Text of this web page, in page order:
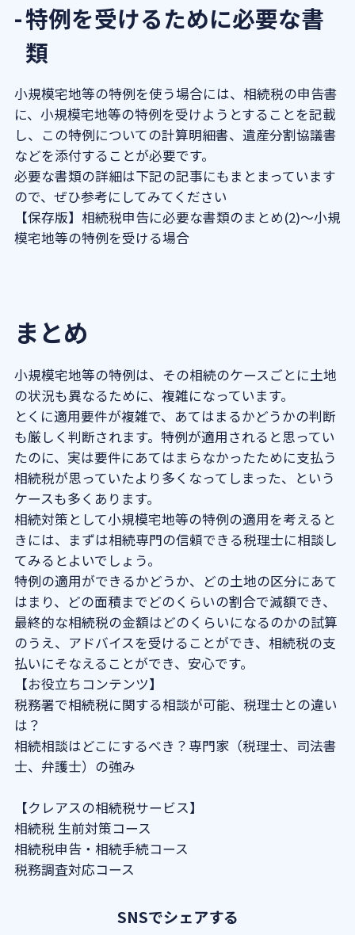
特例を受けるために必要な書
類
小規模宅地等の特例を使う場合には、相続税の申告書
に、小規模宅地等の特例を受けようとすることを記載
し、この特例についての計算明細書、遺産分割協議書
などを添付することが必要です。
必要な書類の詳細は下記の記事にもまとまっています
ので、ぜひ参考にしてみてください
【保存版】相続税申告に必要な書類のまとめ(2)～小規
模宅地等の特例を受ける場合
まとめ
小規模宅地等の特例は、その相続のケースごとに土地
の状況も異なるために、複雑になっています。
とくに適用要件が複雑で、あてはまるかどうかの判断
も厳しく判断されます。特例が適用されると思ってい
たのに、実は要件にあてはまらなかったために支払う
相続税が思っていたより多くなってしまった、という
ケースも多くあります。
相続対策として小規模宅地等の特例の適用を考えると
きには、まずは相続専門の信頼できる税理士に相談し
てみるとよいでしょう。
特例の適用ができるかどうか、どの土地の区分にあて
はまり、どの面積までどのくらいの割合で減額でき、
最終的な相続税の金額はどのくらいになるのかの試算
のうえ、アドバイスを受けることができ、相続税の支
払いにそなえることができ、安心です。
【お役立ちコンテンツ】
税務署で相続税に関する相談が可能、税理士との違い
は？
相続相談はどこにするべき？専門家（税理士、司法書
士、弁護士）の強み
【クレアスの相続税サービス】
相続税 生前対策コース
相続税申告・相続手続コース
税務調査対応コース